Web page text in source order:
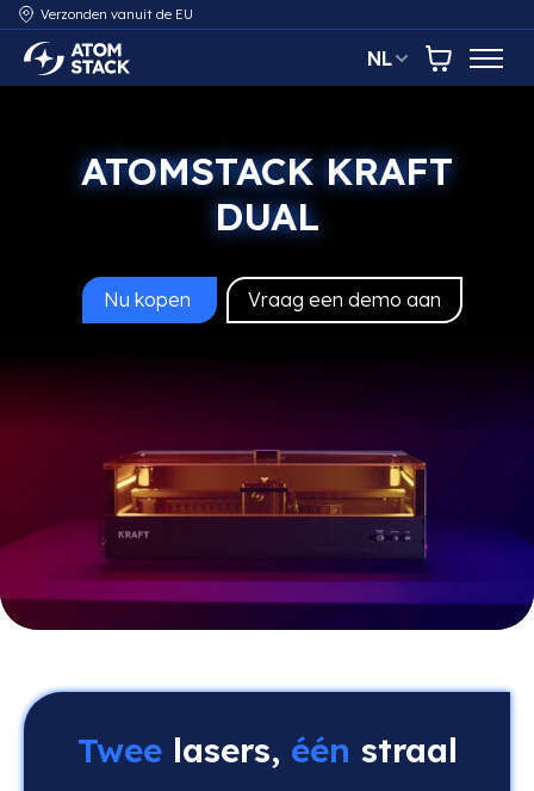
Verzonden vanuit de EU
AtomStack Europe NL
ATOMSTACK KRAFT
DUAL
Nu kopenAtomStack KraftVraag een demo aan
Tweelasers, één straal